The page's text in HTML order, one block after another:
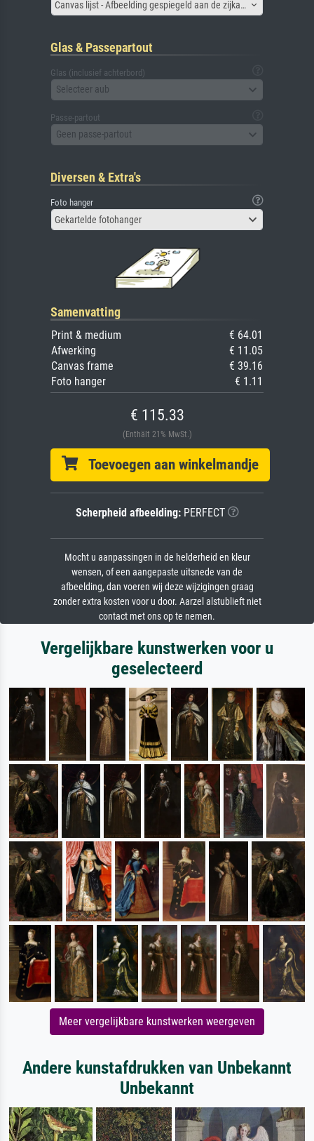
Canvas lijst - Afbeelding gespiegeld aan de zijkant
Glas & Passepartout
Glas (inclusief achterbord)
Selecteer aub
Passe-partout
Geen passe-partout
Diversen & Extra's
Foto hanger
Gekartelde fotohanger
Samenvatting
Print & medium
€ 64.01
Afwerking
€ 11.05
Canvas frame
€ 39.16
Foto hanger
€ 1.11
€ 115.33
(Enthält 21% MwSt.)
Toevoegen aan winkelmandje
Scherpheid afbeelding:PERFECT
Mocht u aanpassingen in de helderheid en kleur
wensen, of een aangepaste uitsnede van de
afbeelding, dan voeren wij deze wijzigingen graag
zonder extra kosten voor u door. Aarzel alstublieft niet
contact met ons op te nemen.
Vergelijkbare kunstwerken voor u
geselecteerd
Meer vergelijkbare kunstwerken weergeven
Andere kunstafdrukken van Unbekannt
Unbekannt